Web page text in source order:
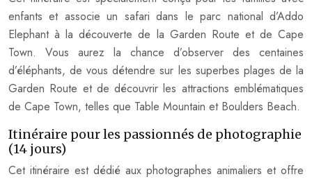
enfants et associe un safari dans le parc national d’Addo
Elephant à la découverte de la Garden Route et de Cape
Town. Vous aurez la chance d’observer des centaines
d’éléphants, de vous détendre sur les superbes plages de la
Garden Route et de découvrir les attractions emblématiques
de Cape Town, telles que Table Mountain et Boulders Beach.
Itinéraire pour les passionnés de photographie
(14 jours)
Cet itinéraire est dédié aux photographes animaliers et offre